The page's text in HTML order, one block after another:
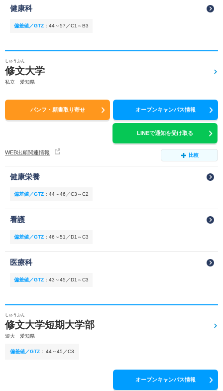
健康科
偏差値／GTZ ： 44～57／C1～B3
しゅうぶん
修文大学
私立 愛知県
パンフ・願書取り寄せ オープンキャンパス情報
LINEで通知を受け取る
WEB出願関連情報 比較
健康栄養
偏差値／GTZ ： 44～46／C3～C2
看護
偏差値／GTZ ： 46～51／D1～C3
医療科
偏差値／GTZ ： 43～45／D1～C3
しゅうぶん
修文大学短期大学部
短大 愛知県
偏差値／GTZ ： 44～45／C3
オープンキャンパス情報